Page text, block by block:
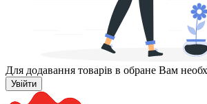
Для додавання товарів в обране Вам
Увійти